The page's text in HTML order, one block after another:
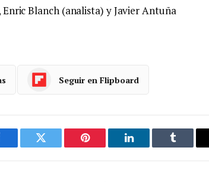
Blanch (analista) y Javier Antuña
Seguir en Flipboard
Gorjeo Pinterest LinkedIn Tumblr